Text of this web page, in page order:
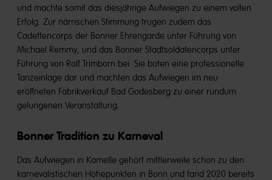
und machte somit das diesjährige Aufwiegen zu einem vollen
Erfolg. Zur närrischen Stimmung trugen zudem das
Cadettencorps der Bonner Ehrengarde unter Führung von
Michael Remmy, und das Bonner Stadtsoldatencorps unter
Führung von Rolf Trimborn bei. Sie boten eine professionelle
Tanzeinlage dar und machten das Aufwiegen im neu
eröffneten Fabrikverkauf Bad Godesberg zu einer rundum
gelungenen Veranstaltung.
Bonner Tradition zu Karneval
Das Aufwiegen in Kamelle gehört mittlerweile schon zu den
karnevalistischen Höhepunkten in Bonn und fand 2020 bereits